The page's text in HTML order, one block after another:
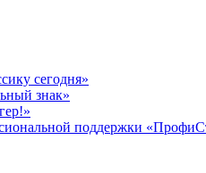
сегодня»
знак»
поддержки